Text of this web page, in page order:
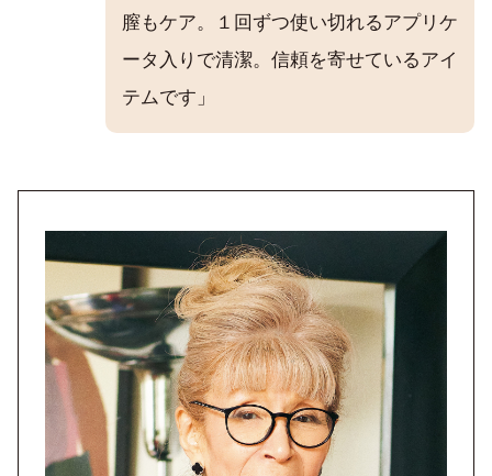
膣もケア。１回ずつ使い切れるアプリケ
ータ入りで清潔。信頼を寄せているアイ
テムです」